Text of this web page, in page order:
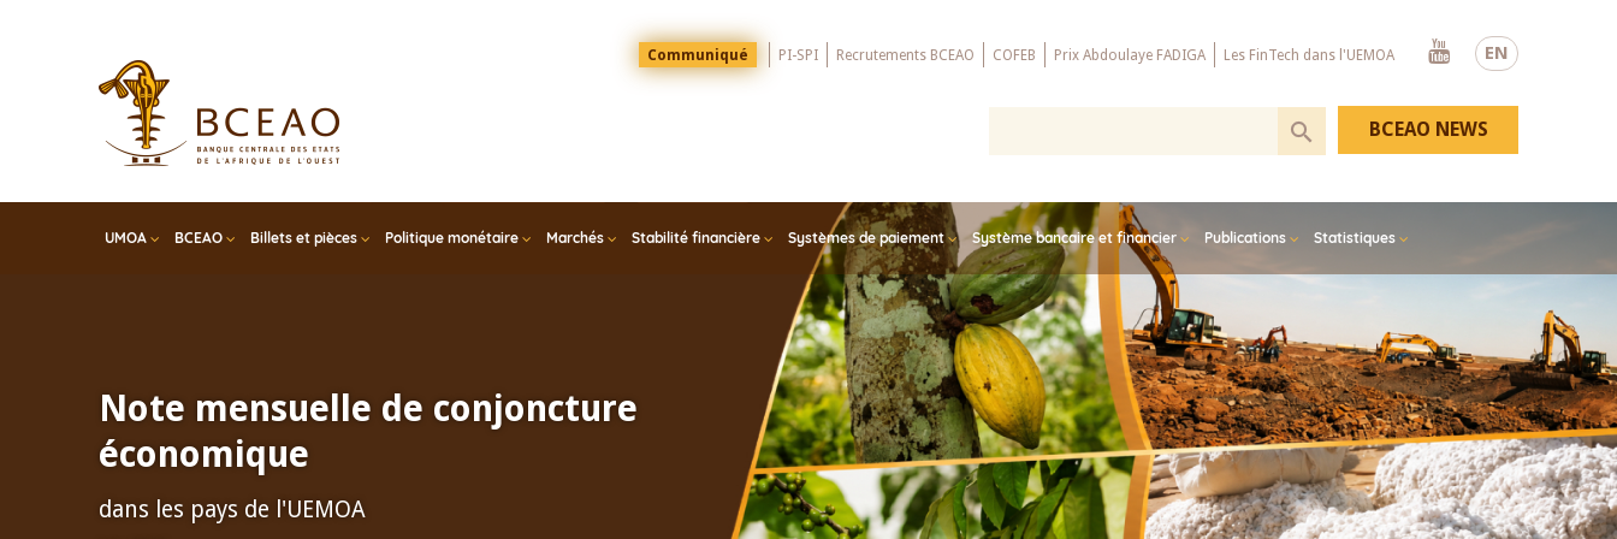
EN
Menu
Top
Communiqué PI-SPI Recrutements BCEAO COFEB Prix Abdoulaye FADIGA Les FinTech dans l'UEMOA
Youtube
UMOA BCEAO Billets et pièces Politique monétaire Marchés Stabilité financière Systèmes de paiement Système bancaire et financier Publications Statistiques
BCEAO NEWS
Note mensuelle de conjoncture
économique
dans les pays de l'UEMOA